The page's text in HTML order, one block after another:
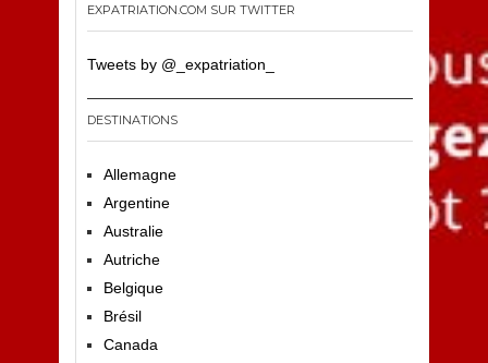
EXPATRIATION.COM SUR TWITTER
Tweets by @_expatriation_
DESTINATIONS
Allemagne
Argentine
Australie
Autriche
Belgique
Brésil
Canada